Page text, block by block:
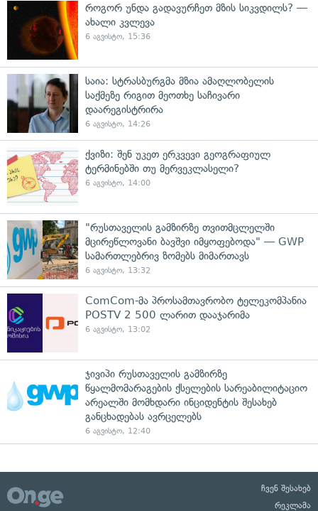
როგორ უნდა გადავურჩეთ მზის სიკვდილს? —
ახალი კვლევა
6 აგვისტო, 15:36
საია: სტრასბურგმა მზია ამაღლობელის
საქმეზე რიგით მეოთხე საჩივარი
დაარეგისტრირა
6 აგვისტო, 14:26
ქვიზი: შენ უკეთ ერკვევი გეოგრაფიულ
ტერმინებში თუ მერვეკლასელი?
6 აგვისტო, 14:00
"რუსთაველის გამზირზე თვითმცლელში
მცირეწლოვანი ბავშვი იმყოფებოდა" — GWP
სამართლებრივ ზომებს მიმართავს
6 აგვისტო, 13:32
ComCom-მა პროსამთავრობო ტელეკომპანია
POSTV 2 500 ლარით დააჯარიმა
6 აგვისტო, 13:02
ჯივიპი რუსთაველის გამზირზე
წყალმომარაგების ქსელების სარეაბილიტაციო
არეალში მომხდარი ინციდენტის შესახებ
განცხადებას ავრცელებს
6 აგვისტო, 12:40
ჩვენ შესახებ
რეკლამა